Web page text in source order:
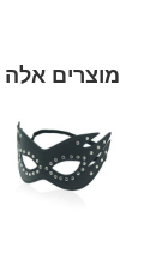
מוצרים